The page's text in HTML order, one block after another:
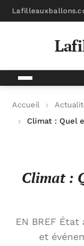
Accueil
Climat : Quel
Climat :
EN BREF
et